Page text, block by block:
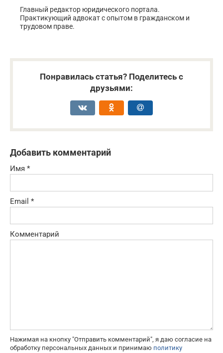
Главный редактор юридического портала.
Практикующий адвокат с опытом в гражданском и
трудовом праве.
Понравилась статья? Поделитесь с
друзьями:
Добавить комментарий
Имя *
Email *
Комментарий
Нажимая на кнопку "Отправить комментарий", я даю согласие на
обработку персональных данных и принимаю политику